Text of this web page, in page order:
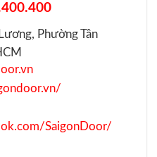
Phường Tân
SaigonDoor/